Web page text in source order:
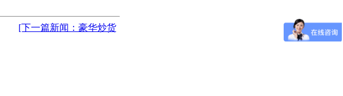
[下一篇新闻：豪华炒货